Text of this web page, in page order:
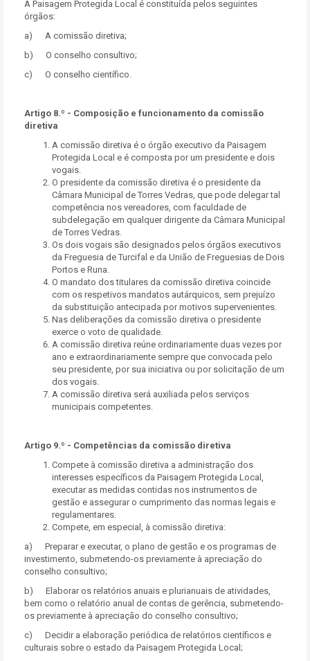
A Paisagem Protegida Local é constituída pelos seguintes
órgãos:
a) A comissão diretiva;
b) O conselho consultivo;
c) O conselho científico.
Artigo 8.º - Composição e funcionamento da comissão
diretiva
A comissão diretiva é o órgão executivo da Paisagem
Protegida Local e é composta por um presidente e dois
vogais.
O presidente da comissão diretiva é o presidente da
Câmara Municipal de Torres Vedras, que pode delegar tal
competência nos vereadores, com faculdade de
subdelegação em qualquer dirigente da Câmara Municipal
de Torres Vedras.
Os dois vogais são designados pelos órgãos executivos
da Freguesia de Turcifal e da União de Freguesias de Dois
Portos e Runa.
O mandato dos titulares da comissão diretiva coincide
com os respetivos mandatos autárquicos, sem prejuízo
da substituição antecipada por motivos supervenientes.
Nas deliberações da comissão diretiva o presidente
exerce o voto de qualidade.
A comissão diretiva reúne ordinariamente duas vezes por
ano e extraordinariamente sempre que convocada pelo
seu presidente, por sua iniciativa ou por solicitação de um
dos vogais.
A comissão diretiva será auxiliada pelos serviços
municipais competentes.
Artigo 9.º - Competências da comissão diretiva
Compete à comissão diretiva a administração dos
interesses específicos da Paisagem Protegida Local,
executar as medidas contidas nos instrumentos de
gestão e assegurar o cumprimento das normas legais e
regulamentares.
Compete, em especial, à comissão diretiva:
a) Preparar e executar, o plano de gestão e os programas de
investimento, submetendo-os previamente à apreciação do
conselho consultivo;
b) Elaborar os relatórios anuais e plurianuais de atividades,
bem como o relatório anual de contas de gerência, submetendo-
os previamente à apreciação do conselho consultivo;
c) Decidir a elaboração periódica de relatórios científicos e
culturais sobre o estado da Paisagem Protegida Local;